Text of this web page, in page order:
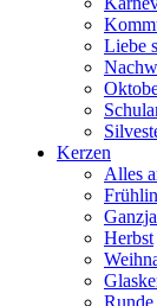
Liebe
Kerzen
Alles
Herbst